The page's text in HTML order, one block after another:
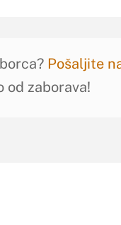
Pošaljite
od zaborava!